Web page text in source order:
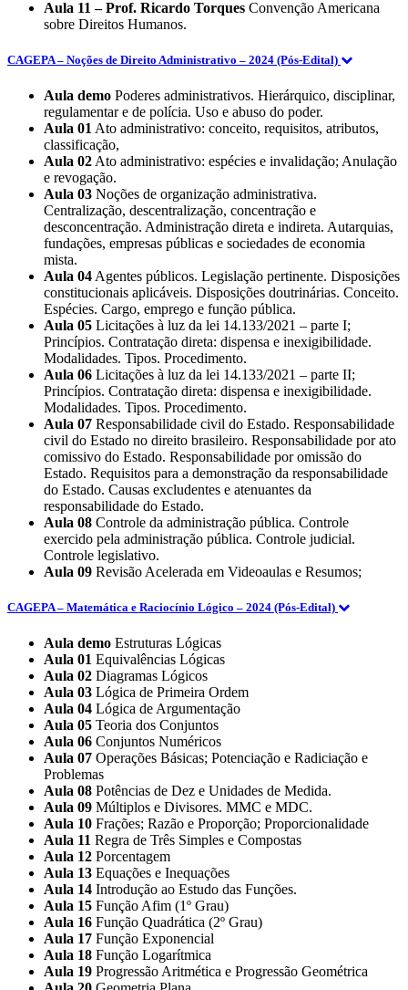
Aula 11 – Prof. Ricardo Torques Convenção Americana
sobre Direitos Humanos.
CAGEPA – Noções de Direito Administrativo – 2024 (Pós-Edital)
Aula demo Poderes administrativos. Hierárquico, disciplinar,
regulamentar e de polícia. Uso e abuso do poder.
Aula 01 Ato administrativo: conceito, requisitos, atributos,
classificação,
Aula 02 Ato administrativo: espécies e invalidação; Anulação
e revogação.
Aula 03 Noções de organização administrativa.
Centralização, descentralização, concentração e
desconcentração. Administração direta e indireta. Autarquias,
fundações, empresas públicas e sociedades de economia
mista.
Aula 04 Agentes públicos. Legislação pertinente. Disposições
constitucionais aplicáveis. Disposições doutrinárias. Conceito.
Espécies. Cargo, emprego e função pública.
Aula 05 Licitações à luz da lei 14.133/2021 – parte I;
Princípios. Contratação direta: dispensa e inexigibilidade.
Modalidades. Tipos. Procedimento.
Aula 06 Licitações à luz da lei 14.133/2021 – parte II;
Princípios. Contratação direta: dispensa e inexigibilidade.
Modalidades. Tipos. Procedimento.
Aula 07 Responsabilidade civil do Estado. Responsabilidade
civil do Estado no direito brasileiro. Responsabilidade por ato
comissivo do Estado. Responsabilidade por omissão do
Estado. Requisitos para a demonstração da responsabilidade
do Estado. Causas excludentes e atenuantes da
responsabilidade do Estado.
Aula 08 Controle da administração pública. Controle
exercido pela administração pública. Controle judicial.
Controle legislativo.
Aula 09 Revisão Acelerada em Videoaulas e Resumos;
CAGEPA – Matemática e Raciocínio Lógico – 2024 (Pós-Edital)
Aula demo Estruturas Lógicas
Aula 01 Equivalências Lógicas
Aula 02 Diagramas Lógicos
Aula 03 Lógica de Primeira Ordem
Aula 04 Lógica de Argumentação
Aula 05 Teoria dos Conjuntos
Aula 06 Conjuntos Numéricos
Aula 07 Operações Básicas; Potenciação e Radiciação e
Problemas
Aula 08 Potências de Dez e Unidades de Medida.
Aula 09 Múltiplos e Divisores. MMC e MDC.
Aula 10 Frações; Razão e Proporção; Proporcionalidade
Aula 11 Regra de Três Simples e Compostas
Aula 12 Porcentagem
Aula 13 Equações e Inequações
Aula 14 Introdução ao Estudo das Funções.
Aula 15 Função Afim (1º Grau)
Aula 16 Função Quadrática (2º Grau)
Aula 17 Função Exponencial
Aula 18 Função Logarítmica
Aula 19 Progressão Aritmética e Progressão Geométrica